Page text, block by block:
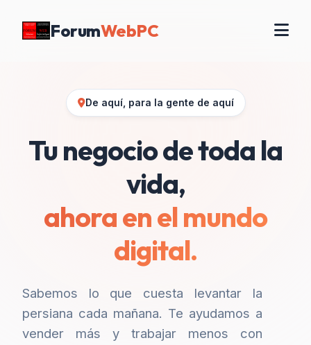
ForumWebPC
De aquí, para la gente de aquí
Tu negocio de toda la
vida,
ahora en el mundo
digital.
Sabemos lo que cuesta levantar la
persiana cada mañana. Te ayudamos a
vender más y trabajar menos con